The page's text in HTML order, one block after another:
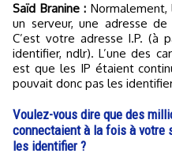
Saïd Branine :
un serveur, une adresse
C’est votre adresse I.P. (à
identifier, ndlr). L’une des
est que les IP étaient
pouvait donc pas les
Voulez-vous dire que des
connectaient à la fois à votre
les identifier ?